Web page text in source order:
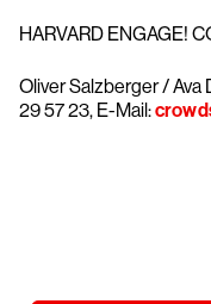
HARVARD ENGAGE!
Oliver Salzberger / Ava
29 57 23, E-Mail: